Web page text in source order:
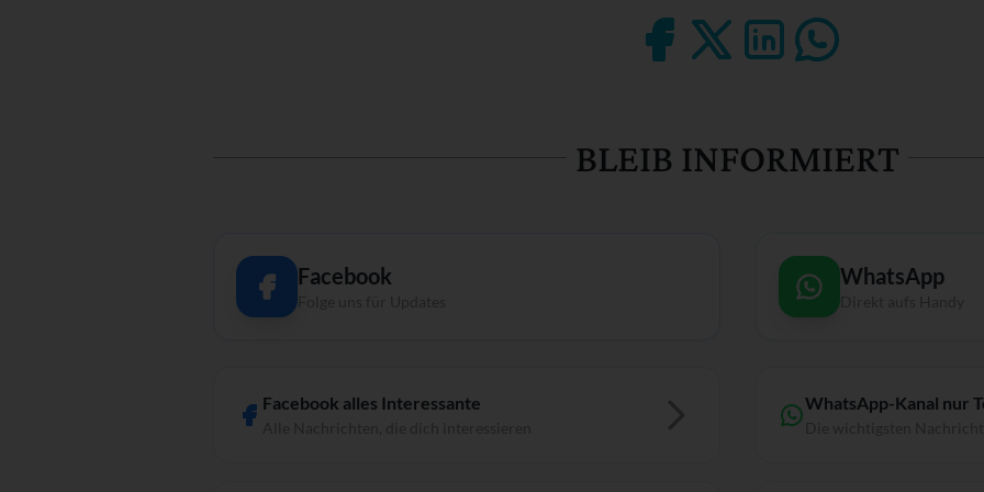
BLEIB INFORMIERT
Facebook
Folge uns für Updates
Facebook alles Interessante
WhatsApp
Direkt aufs Handy
WhatsApp-Kanal nur